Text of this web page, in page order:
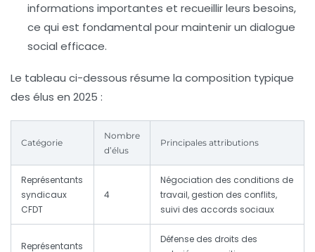
informations importantes et recueillir leurs besoins,
ce qui est fondamental pour maintenir un dialogue
social efficace.
Le tableau ci-dessous résume la composition typique
des élus en 2025 :
Catégorie
Nombre
d’élus
Principales attributions
Représentants
syndicaux
CFDT
4
Négociation des conditions de
travail, gestion des conflits,
suivi des accords sociaux
Représentants
Défense des droits des